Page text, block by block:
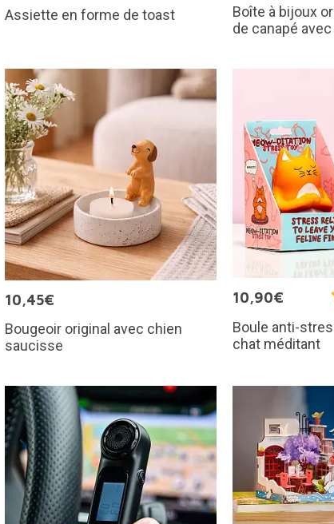
Assiette en forme de toast
Boîte à bijoux
de canapé
10,45€
Bougeoir original avec chien
saucisse
10,90€
Boule anti-
chat méditant